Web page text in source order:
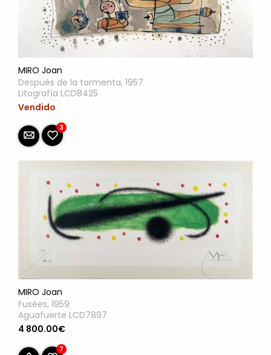
MIRO Joan
Después de la tormenta, 1957
Litografía LCD8425
Vendido
3
MIRO Joan
Fusées, 1959
Aguafuerte LCD7897
4 800.00€
7